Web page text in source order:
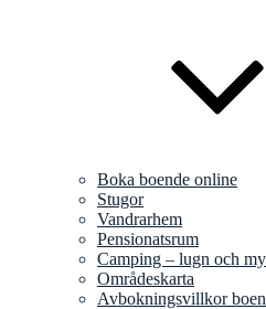
Boka boende online
Stugor
Vandrarhem
Pensionatsrum
Camping – lugn och
Områdeskarta
Avbokningsvillkor